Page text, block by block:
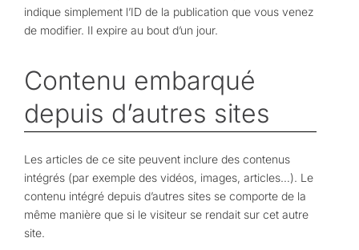
indique simplement l’ID de la publication que vous venez
de modifier. Il expire au bout d’un jour.
Contenu embarqué
depuis d’autres sites
Les articles de ce site peuvent inclure des contenus
intégrés (par exemple des vidéos, images, articles…). Le
contenu intégré depuis d’autres sites se comporte de la
même manière que si le visiteur se rendait sur cet autre
site.